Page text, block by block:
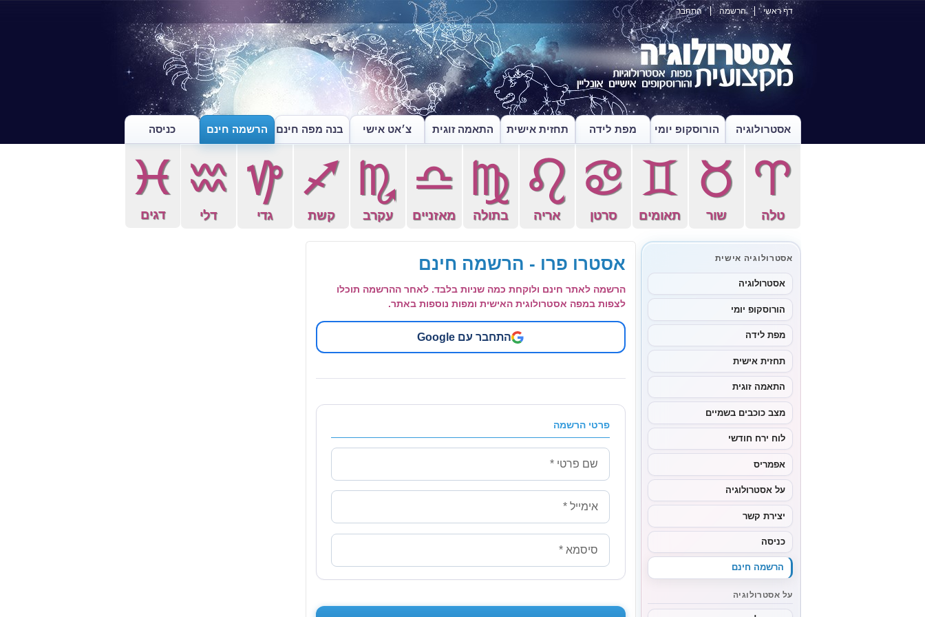
דף ראשי הרשמה התחבר
אסטרולוגיה הורוסקופ יומי מפת לידה תחזית אישית התאמה זוגית צ׳אט אישי בנה מפה חינם הרשמה חינם כניסה
a
טלה
s
שור
d
תאומים
f
סרטן
g
אריה
h
בתולה
j
מאזניים
k
עקרב
l
קשת
z
גדי
x
דלי
c
דגים
אסטרולוגיה אישית
אסטרולוגיה
הורוסקופ יומי
מפת לידה
תחזית אישית
התאמה זוגית
מצב כוכבים בשמיים
לוח ירח חודשי
אפמריס
על אסטרולוגיה
יצירת קשר
כניסה
הרשמה חינם
על אסטרולוגיה
אסטרו פרו - הרשמה חינם
הרשמה לאתר חינם ולוקחת כמה שניות בלבד. לאחר ההרשמה תוכלו
לצפות במפה אסטרולוגית האישית ומפות נוספות באתר.
התחבר עם Google
פרטי הרשמה
שם פרטי
אימייל
סיסמא